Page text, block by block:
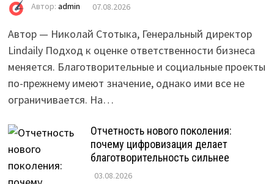
Автор: admin 07.08.2026
Автор — Николай Стотыка, Генеральный директор
Lindaily Подход к оценке ответственности бизнеса
меняется. Благотворительные и социальные проекты
по-прежнему имеют значение, однако ими все не
ограничивается. На…
Отчетность нового поколения:
почему цифровизация делает
благотворительность сильнее
03.08.2026